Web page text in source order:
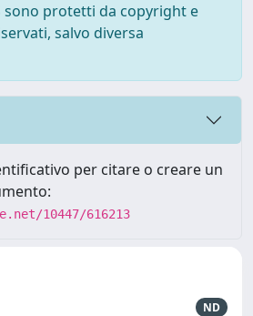
sono protetti da copyright e
salvo diversa
per citare o creare un
10447/616213
ND